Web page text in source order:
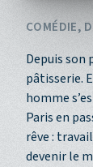
COMÉDIE,
Depuis son
pâtisserie.
homme
Paris en
rêve :
devenir le